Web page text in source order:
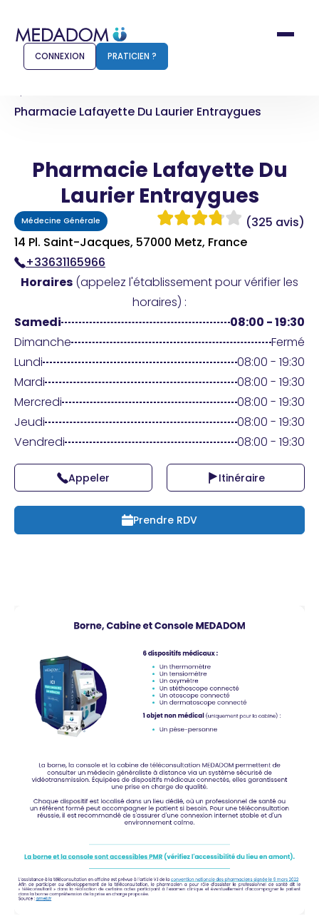
Comment ça marche ?
Pour les patients
Pharmacien
Connexion
Praticien ?
CONNEXION PRATICIEN ?
Pharmacie Lafayette Du Laurier Entraygues
Pharmacie Lafayette Du
Laurier Entraygues
Médecine Générale
(325 avis)
14 Pl. Saint-Jacques, 57000 Metz, France
+33631165966
Horaires (appelez l'établissement pour vérifier les
horaires) :
Samedi
08:00 - 19:30
Dimanche
Fermé
Lundi
08:00 - 19:30
Mardi
08:00 - 19:30
Mercredi
08:00 - 19:30
Jeudi
08:00 - 19:30
Vendredi
08:00 - 19:30
Appeler Itinéraire
Prendre RDV